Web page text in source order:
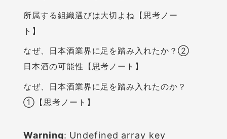
所属する組織選びは大切よね【思考ノー
ト】
なぜ、日本酒業界に足を踏み入れたか？②
日本酒の可能性【思考ノート】
なぜ、日本酒業界に足を踏み入れたのか？
①【思考ノート】
Warning: Undefined array key